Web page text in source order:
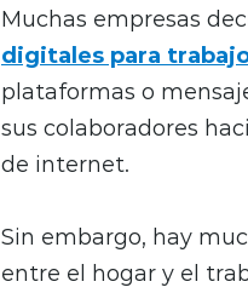
Muchas empresas
digitales para
plataformas o
sus colaboradores
de internet.
Sin embargo, hay
entre el hogar y el